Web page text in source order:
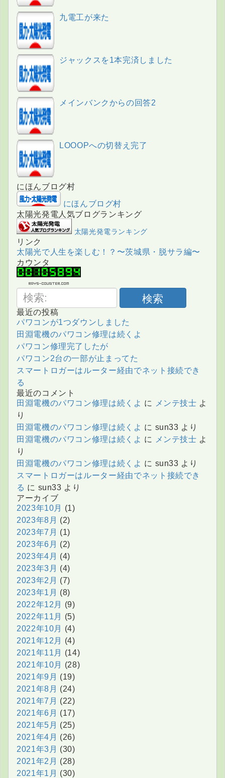
九電工が来た
ジャックスを1本完済しました
メインバンクからの回答2
LOOOPへの切替え完了
にほんブログ村
にほんブログ村
太陽光発電人気ブログランキング
太陽光発電ランキング
リンク
太陽光で人生を楽しむ！？〜茨城県・脱サラ編〜
カウンタ
検索
最近の投稿
パワコンが1つダウンしました
田淵電機のパワコン修理は続くよ
パワコン修理完了したが
パワコン2台の一部が止まってた
スマートロガーはルーター経由でネット接続でき
る
最近のコメント
田淵電機のパワコン修理は続くよ に メンテ技士 よ
り
田淵電機のパワコン修理は続くよ に sun33 より
田淵電機のパワコン修理は続くよ に メンテ技士 よ
り
田淵電機のパワコン修理は続くよ に sun33 より
スマートロガーはルーター経由でネット接続でき
る に sun33 より
アーカイブ
2023年10月
(1)
2023年8月 (2)
2023年7月 (1)
2023年6月 (2)
2023年4月 (4)
2023年3月 (4)
2023年2月 (7)
2023年1月 (8)
2022年12月
(9)
2022年11月
(5)
2022年10月
(4)
2021年12月
(4)
2021年11月
(14)
2021年10月
(28)
2021年9月 (19)
2021年8月 (24)
2021年7月 (22)
2021年6月 (17)
2021年5月 (25)
2021年4月 (26)
2021年3月 (30)
2021年2月 (28)
2021年1月 (30)